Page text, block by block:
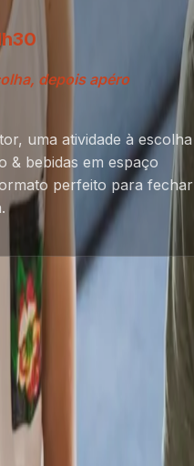
depois apéro
uma atividade à escolha
& bebidas em espaço
perfeito para fechar